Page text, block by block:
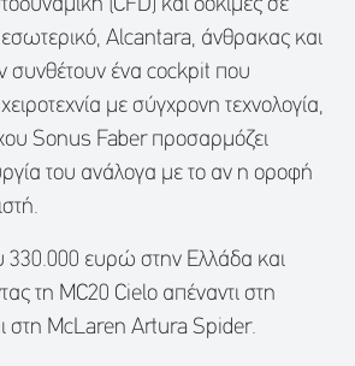
(CFD) και δοκιμές σε
Alcantara, άνθρακας και
συνθέτουν ένα cockpit που
με σύγχρονη τεχνολογία,
Sonus Faber προσαρμόζει
του ανάλογα με το αν η οροφή
330.000 ευρώ στην Ελλάδα και
τη MC20 Cielo απέναντι στη
στη McLaren Artura Spider.